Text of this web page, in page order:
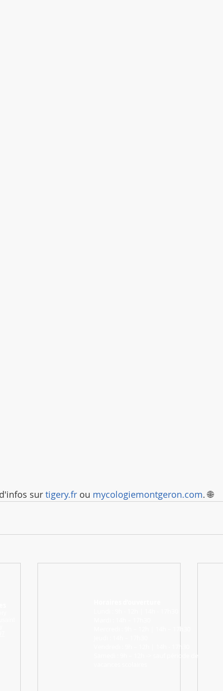
sur tigery.fr ou mycologiemontgeron.com. 🌐
Mercredi : 9h – 12h | 14h – 17h30
Vendredi : 9h – 12h | 14h - 17h30
Samedi : 9h – 12h -> sauf période de